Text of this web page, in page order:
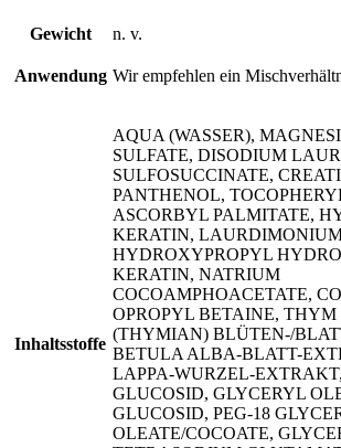
Gewicht n. v.
Anwendung Wir empfehlen ein
Inhaltsstoffe
AQUA (WASSER),
SULFATE, DISODIUM
SULFOSUCCINATE,
PANTHENOL,
ASCORBYL PALMITATE,
KERATIN,
HYDROXYPROPYL
KERATIN, NATRIUM
COCOAMPHOACETATE,
OPROPYL BETAINE,
(THYMIAN) BLÜTEN-/
BETULA ALBA-BLATT-
LAPPA-WURZEL-
GLUCOSID, GLYCERYL
GLUCOSID, PEG-18
OLEATE/COCOATE,